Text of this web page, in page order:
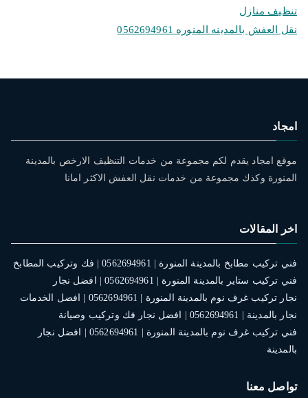
تنظيف منازل
نقل العفش بالمدينه المنوره 0562694961
امجاد
موقع امجاد يقدم لكم مجموعة من خدمات التنظيف الارخص بالمدينة
المنورة وكذك مجموعة من خدمات نقل العفش الاكثر امانا
اخر المقالات
فني تركيب مطابخ بالمدينة المنورة | 0562694961 | فك وتركيب المطابخ
فني تركيب ستاير بالمدينة المنورة | 0562694961 | افضل نجار
نجار تركيب غرف نوم بالمدينة المنورة | 0562694961 | افضل الخدمات
نجار بالمدينة | 0562694961 | افضل نجار فك وتركيب وصيانة
فني تركيب غرف نوم بالمدينة المنورة | 0562694961 | افضل نجار
بالمدينة
تواصل معنا